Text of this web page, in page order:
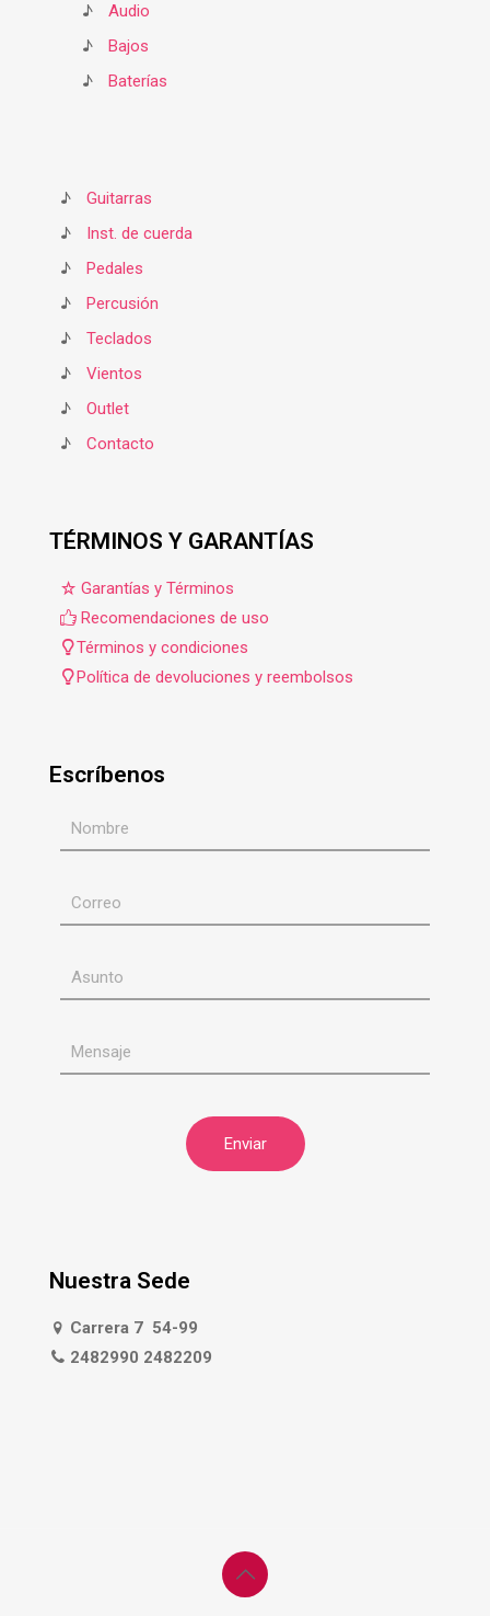
♪
Audio
♪
Bajos
♪
Baterías
♪
Guitarras
♪
Inst. de cuerda
♪
Pedales
♪
Percusión
♪
Teclados
♪
Vientos
♪
Outlet
♪
Contacto
TÉRMINOS Y GARANTÍAS
Garantías y Términos
Recomendaciones de uso
Términos y condiciones
Política de devoluciones y reembolsos
Escríbenos
Nuestra Sede
Carrera 7 54-99
2482990 2482209